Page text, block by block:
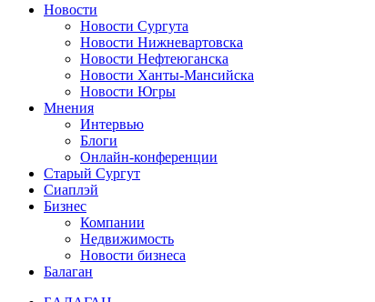
Новости
Новости Сургута
Новости Нижневартовска
Новости Нефтеюганска
Новости Ханты-Мансийска
Новости Югры
Мнения
Интервью
Блоги
Онлайн-конференции
Старый Сургут
Сиаплэй
Бизнес
Компании
Недвижимость
Новости бизнеса
Балаган